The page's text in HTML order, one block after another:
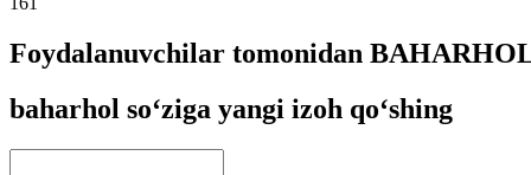
Foydalanuvchilar tomonidan
baharhol so‘ziga yangi izoh qo‘shing